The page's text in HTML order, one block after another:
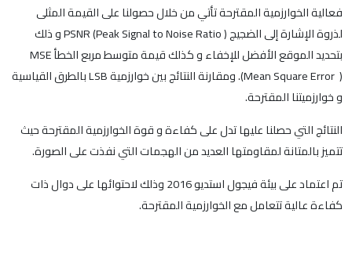
فعالية الخوارزمية المقترحة تأتي من خلال حصولنا على القيمة المثلى
لذروة الإشارة إلى الضجيج PSNR (Peak Signal to Noise Ratio ) و ذلك
بتحديد الموقع الأفضل للإخفاء و كذلك قيمة متوسط مربع الخطأ MSE
(Mean Square Error ). ومقارنة النتائج بين خوارزمية LSB بالطرق القياسية
و خوارزميتنا المقترحة.
النتائج التي حصلنا عليها تدل على كفاءة و قوة الخوارزمية المقترحة حيث
تتميز بالمتانة لمقاومتها العديد من الهجمات التي نفذت على الصورة.
تم اعتماد على بيئة فيجول استديو 2016 وذلك لاحتوائها على دوال ذات
كفاءة عالية تتعامل مع الخوارزمية المقترحة.